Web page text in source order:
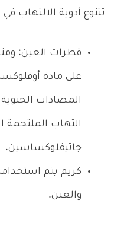
تتنوع أدوية الالتهاب
قطرات العين:
على مادة
المضادات
التهاب الملتحمة
جاتيفلوكساسين.
كريم يتم
والعين.